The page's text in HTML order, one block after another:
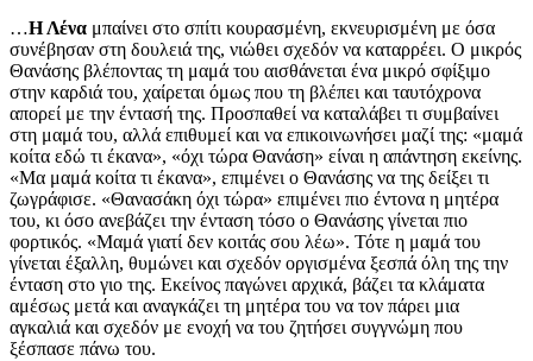
…Η Λένα μπαίνει στο σπίτι κουρασμένη, εκνευρισμένη με όσα
συνέβησαν στη δουλειά της, νιώθει σχεδόν να καταρρέει. Ο μικρός
Θανάσης βλέποντας τη μαμά του αισθάνεται ένα μικρό σφίξιμο
στην καρδιά του, χαίρεται όμως που τη βλέπει και ταυτόχρονα
απορεί με την έντασή της. Προσπαθεί να καταλάβει τι συμβαίνει
στη μαμά του, αλλά επιθυμεί και να επικοινωνήσει μαζί της: «μαμά
κοίτα εδώ τι έκανα», «όχι τώρα Θανάση» είναι η απάντηση εκείνης.
«Μα μαμά κοίτα τι έκανα», επιμένει ο Θανάσης να της δείξει τι
ζωγράφισε. «Θανασάκη όχι τώρα» επιμένει πιο έντονα η μητέρα
του, κι όσο ανεβάζει την ένταση τόσο ο Θανάσης γίνεται πιο
φορτικός. «Μαμά γιατί δεν κοιτάς σου λέω». Τότε η μαμά του
γίνεται έξαλλη, θυμώνει και σχεδόν οργισμένα ξεσπά όλη της την
ένταση στο γιο της. Εκείνος παγώνει αρχικά, βάζει τα κλάματα
αμέσως μετά και αναγκάζει τη μητέρα του να τον πάρει μια
αγκαλιά και σχεδόν με ενοχή να του ζητήσει συγγνώμη που
ξέσπασε πάνω του.